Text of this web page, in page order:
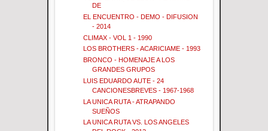
DE
EL ENCUENTRO - DEMO - DIFUSION
- 2014
CLIMAX - VOL 1 - 1990
LOS BROTHERS - ACARICIAME - 1993
BRONCO - HOMENAJE A LOS
GRANDES GRUPOS
LUIS EDUARDO AUTE - 24
CANCIONESBREVES - 1967-1968
LA UNICA RUTA - ATRAPANDO
SUEÑOS
LA UNICA RUTA VS. LOS ANGELES